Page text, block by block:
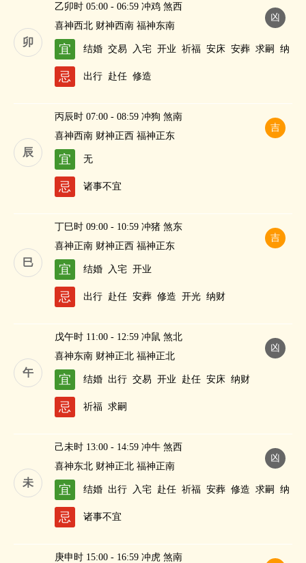
卯
凶
乙卯时 05:00 - 06:59 冲鸡 煞西
喜神西北 财神西南 福神东南
宜 结婚 交易 入宅 开业 祈福 安床 安葬 求嗣
纳
财
忌 出行 赴任 修造
辰
吉
丙辰时 07:00 - 08:59 冲狗 煞南
喜神西南 财神正西 福神正东
宜 无
忌 诸事不宜
巳
吉
丁巳时 09:00 - 10:59 冲猪 煞东
喜神正南 财神正西 福神正东
宜 结婚 入宅 开业
忌 出行 赴任 安葬 修造 开光 纳财
午
凶
戊午时 11:00 - 12:59 冲鼠 煞北
喜神东南 财神正北 福神正北
宜 结婚 出行 交易 开业 赴任 安床 纳财
忌 祈福 求嗣
未
凶
己未时 13:00 - 14:59 冲牛 煞西
喜神东北 财神正北 福神正南
宜 结婚 出行 入宅 赴任 祈福 安葬 修造 求嗣
纳
财
忌 诸事不宜
庚申时 15:00 - 16:59 冲虎 煞南